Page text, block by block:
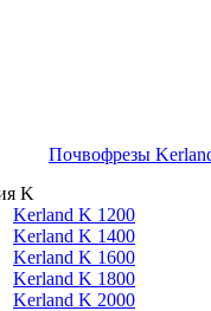
Почвофрезы
K
Kerland K 1200
Kerland K 1400
Kerland K 1600
Kerland K 1800
Kerland K 2000